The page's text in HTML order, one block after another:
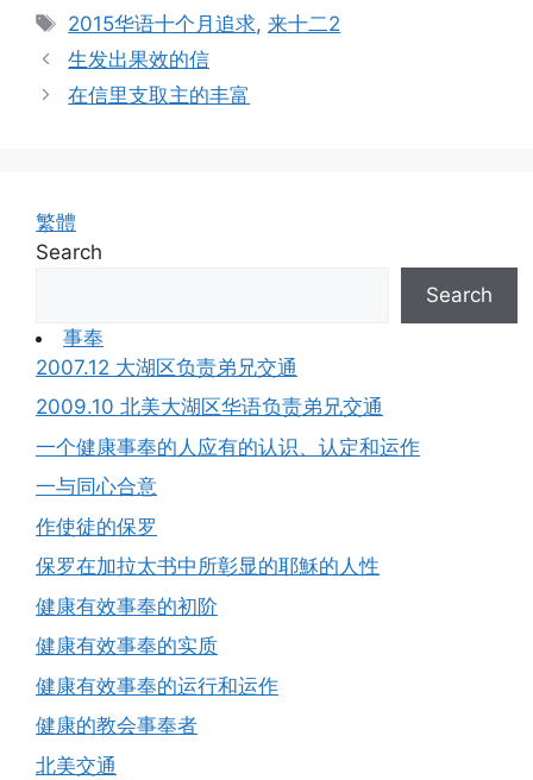
Tags
2015华语十个月追求,来十二2
生发出果效的信
在信里支取主的丰富
繁體
Search
Search
事奉
2007.12 大湖区负责弟兄交通
2009.10 北美大湖区华语负责弟兄交通
一个健康事奉的人应有的认识、认定和运作
一与同心合意
作使徒的保罗
保罗在加拉太书中所彰显的耶穌的人性
健康有效事奉的初阶
健康有效事奉的实质
健康有效事奉的运行和运作
健康的教会事奉者
北美交通